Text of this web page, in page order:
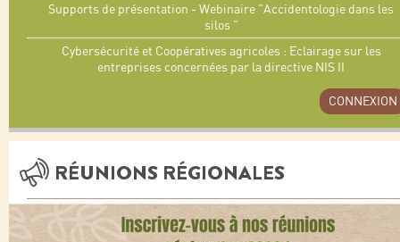
Supports de présentation - Webinaire "Accidentologie dans les
silos "
Cybersécurité et Coopératives agricoles : Eclairage sur les
entreprises concernées par la directive NIS II
CONNEXION
RÉUNIONS RÉGIONALES